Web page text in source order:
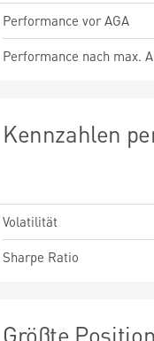
Performance vor AGA
Performance nach max.
Kennzahlen
Volatilität
Sharpe Ratio
Größte